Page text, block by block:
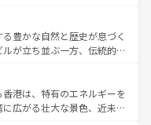
多彩な魅力を心ゆくまで味
い。 なお、新着の韓国情報はコンテンツ一
。ハノイの古い町並みやホ
の建物も、独特の雰囲気を
ティの豊かさとおいしさで
トナムコーヒーなどは、ぜ
を訪れてもあたたかい人々
きっと忘れられない旅にな
豊かな自然と歴史が息づく
が立ち並ぶ一方、伝統的な
はチェンマイなどの山岳地
プーケットやクラビの美し
むことができる。タイ料理
港は、特有のエネルギーを
広がる壮大な景色、近未来